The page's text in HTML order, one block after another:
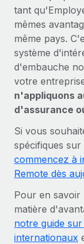
tant
mêmes
même pays.
système
d'embauche
votre
n'appliquons
d'assurance
Si vous
spécifiques
commencez à
Remote dès
Pour en savoir
matière
notre guide
internationaux